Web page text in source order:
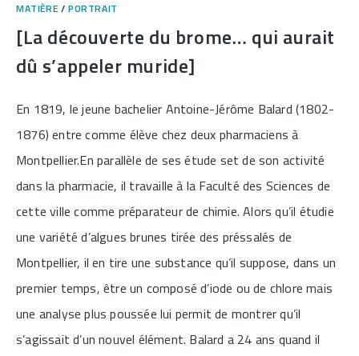
MATIÈRE /PORTRAIT
[La découverte du brome… qui aurait
dû s’appeler muride]
En 1819, le jeune bachelier Antoine-Jérôme Balard (1802-
1876) entre comme élève chez deux pharmaciens à
Montpellier.En parallèle de ses étude set de son activité
dans la pharmacie, il travaille à la Faculté des Sciences de
cette ville comme préparateur de chimie. Alors qu’il étudie
une variété d’algues brunes tirée des préssalés de
Montpellier, il en tire une substance qu’il suppose, dans un
premier temps, être un composé d’iode ou de chlore mais
une analyse plus poussée lui permit de montrer qu’il
s’agissait d’un nouvel élément. Balard a 24 ans quand il